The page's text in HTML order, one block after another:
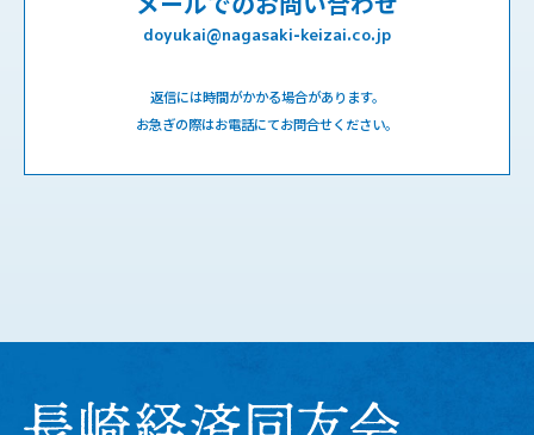
doyukai@nagasaki-keizai.co.jp
返信には時間がかかる場合があります。
お急ぎの際はお電話にてお問合せください。